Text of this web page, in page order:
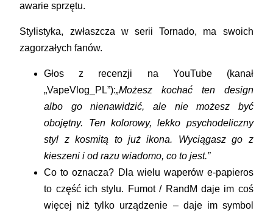
awarie sprzętu.
Stylistyka, zwłaszcza w serii Tornado, ma swoich
zagorzałych fanów.
Głos z recenzji na YouTube (kanał
„VapeVlog_PL”):„Możesz kochać ten design
albo go nienawidzić, ale nie możesz być
obojętny. Ten kolorowy, lekko psychodeliczny
styl z kosmitą to już ikona. Wyciągasz go z
kieszeni i od razu wiadomo, co to jest.”
Co to oznacza? Dla wielu waperów e-papieros
to część ich stylu. Fumot / RandM daje im coś
więcej niż tylko urządzenie – daje im symbol